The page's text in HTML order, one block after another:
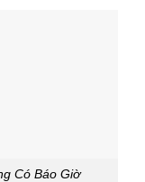
Có Báo Giờ